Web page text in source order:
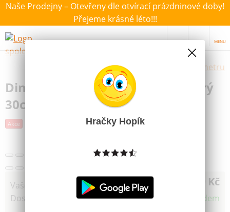
Naše Prodejny – Otevřeny dle otvírací prázdninové doby!
Přejeme krásné léto!!!
MENU
Výběr hraček dle zvoleného parametru
Dino Auto Tatra 148 Valník modrý
30cm
Akce
Vaše cena 349 Kč
Dostupnost Skladem
Hračky Hopík